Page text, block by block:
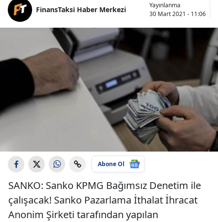
FinansTaksi Haber Merkezi
Yayınlanma
30 Mart 2021 - 11:06
Abone Ol
SANKO: Sanko KPMG Bağımsız Denetim ile
çalışacak! Sanko Pazarlama İthalat İhracat
Anonim Şirketi tarafından yapılan